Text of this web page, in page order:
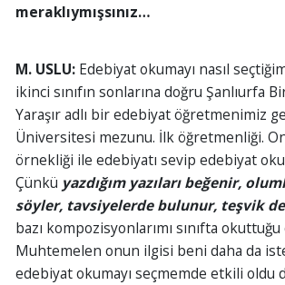
meraklıymışsınız…
M. USLU:Edebiyat okumayı nasıl
ikinci sınıfın sonlarına doğru Şanlıurfa
Yaraşır adlı bir edebiyat öğretmenimiz
Üniversitesi mezunu. İlk öğretmenliği.
örnekliği ile edebiyatı sevip edebiyat
Çünkü yazdığım yazıları beğenir,
söyler, tavsiyelerde bulunur, teşvik
bazı kompozisyonlarımı sınıfta
Muhtemelen onun ilgisi beni daha da
edebiyat okumayı seçmemde etkili oldu